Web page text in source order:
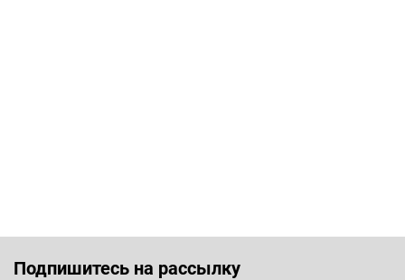
Подпишитесь на рассылку